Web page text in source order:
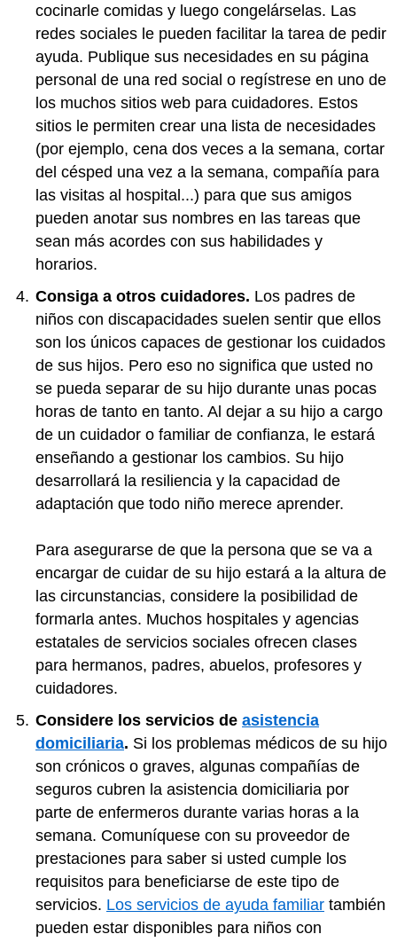
cocinarle comidas y luego congelárselas. Las
redes sociales le pueden facilitar la tarea de pedir
ayuda. Publique sus necesidades en su página
personal de una red social o regístrese en uno de
los muchos sitios web para cuidadores. Estos
sitios le permiten crear una lista de necesidades
(por ejemplo, cena dos veces a la semana, cortar
del césped una vez a la semana, compañía para
las visitas al hospital...) para que sus amigos
pueden anotar sus nombres en las tareas que
sean más acordes con sus habilidades y
horarios.
Consiga a otros cuidadores. Los padres de
niños con discapacidades suelen sentir que ellos
son los únicos capaces de gestionar los cuidados
de sus hijos. Pero eso no significa que usted no
se pueda separar de su hijo durante unas pocas
horas de tanto en tanto. Al dejar a su hijo a cargo
de un cuidador o familiar de confianza, le estará
enseñando a gestionar los cambios. Su hijo
desarrollará la resiliencia y la capacidad de
adaptación que todo niño merece aprender.
Para asegurarse de que la persona que se va a
encargar de cuidar de su hijo estará a la altura de
las circunstancias, considere la posibilidad de
formarla antes. Muchos hospitales y agencias
estatales de servicios sociales ofrecen clases
para hermanos, padres, abuelos, profesores y
cuidadores.
Considere los servicios de asistencia
domiciliaria. Si los problemas médicos de su hijo
son crónicos o graves, algunas compañías de
seguros cubren la asistencia domiciliaria por
parte de enfermeros durante varias horas a la
semana. Comuníquese con su proveedor de
prestaciones para saber si usted cumple los
requisitos para beneficiarse de este tipo de
servicios. Los servicios de ayuda familiar también
pueden estar disponibles para niños con